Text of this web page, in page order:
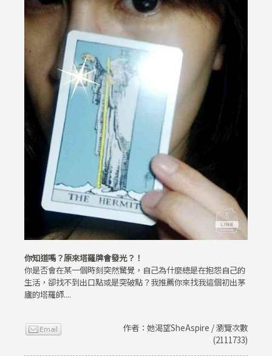
你知道嗎？原來塔羅牌會發光？！
你是否會在某一個時刻突然驚覺，自己為什麼總是在抱怨自己的
生活，卻找不到出口點或是突破點？我推薦你來找我這個初出茅
廬的塔羅師....
作者：她渴望SheAspire / 瀏覽次數
(2111733)